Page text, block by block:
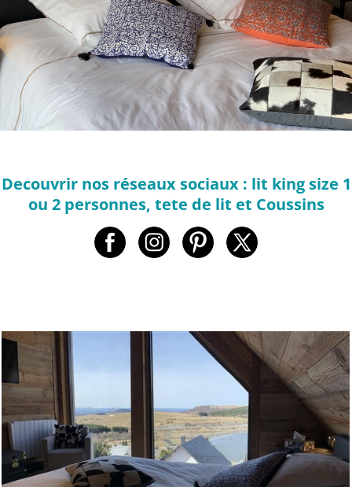
Decouvrir nos réseaux sociaux : lit king size 1
ou 2 personnes, tete de lit et Coussins